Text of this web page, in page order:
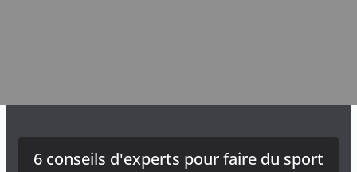
6 conseils d'experts pour faire du sport